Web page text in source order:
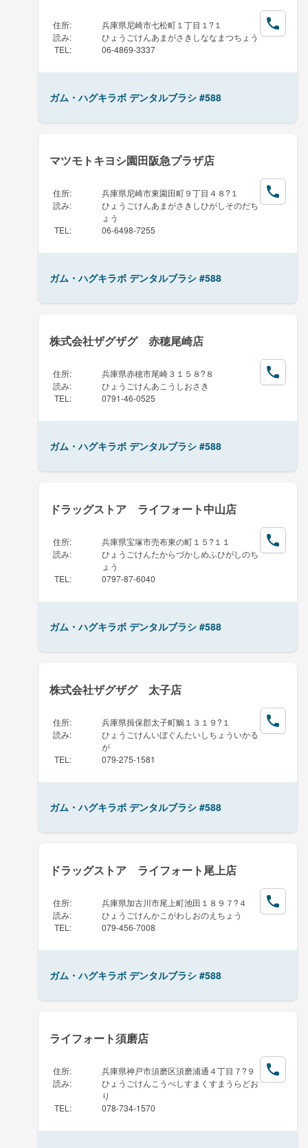
住所:
兵庫県尼崎市七松町１丁目１?１
読み:
ひょうごけんあまがさきしななまつちょう
TEL : 06-4869-3337
ガム・ハグキラボ デンタルブラシ #588
マツモトキヨシ園田阪急プラザ店
住所:
兵庫県尼崎市東園田町９丁目４８?１
読み:
ひょうごけんあまがさきしひがしそのだち
ょう
TEL : 06-6498-7255
ガム・ハグキラボ デンタルブラシ #588
株式会社ザグザグ 赤穂尾崎店
住所:
兵庫県赤穂市尾崎３１５８?８
読み:
ひょうごけんあこうしおさき
TEL : 0791-46-0525
ガム・ハグキラボ デンタルブラシ #588
ドラッグストア ライフォート中山店
住所:
兵庫県宝塚市売布東の町１５?１１
読み:
ひょうごけんたからづかしめふひがしのち
ょう
TEL : 0797-87-6040
ガム・ハグキラボ デンタルブラシ #588
株式会社ザグザグ 太子店
住所:
兵庫県揖保郡太子町鵤１３１９?１
読み:
ひょうごけんいぼぐんたいしちょういかる
が
TEL : 079-275-1581
ガム・ハグキラボ デンタルブラシ #588
ドラッグストア ライフォート尾上店
住所:
兵庫県加古川市尾上町池田１８９７?４
読み:
ひょうごけんかこがわしおのえちょう
TEL : 079-456-7008
ガム・ハグキラボ デンタルブラシ #588
ライフォート須磨店
住所:
兵庫県神戸市須磨区須磨浦通４丁目７?９
読み:
ひょうごけんこうべしすまくすまうらどお
り
TEL : 078-734-1570